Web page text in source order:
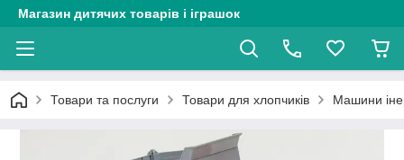
Магазин дитячих товарів і іграшок
Товари та послуги Товари для хлопчиків Машини